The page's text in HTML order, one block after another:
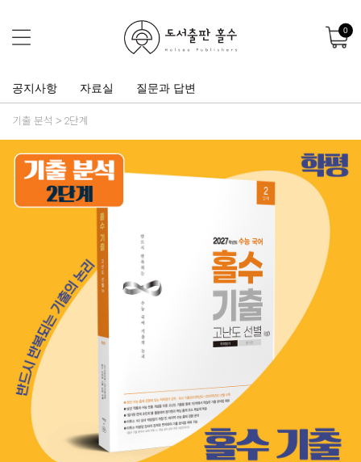
0
공지사항 자료실 질문과 답변
기출 분석 2단계